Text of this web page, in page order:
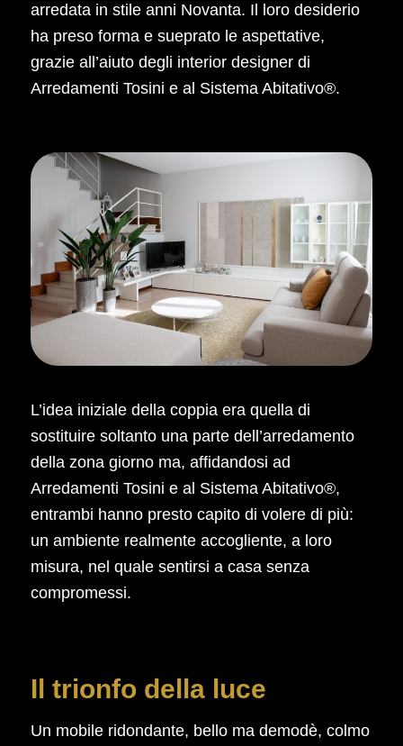
arredata in stile anni Novanta. Il loro desiderio
ha preso forma e sueprato le aspettative,
grazie all’aiuto degli interior designer di
Arredamenti Tosini e al Sistema Abitativo®.
L’idea iniziale della coppia era quella di
sostituire soltanto una parte dell’arredamento
della zona giorno ma, affidandosi ad
Arredamenti Tosini e al Sistema Abitativo®,
entrambi hanno presto capito di volere di più:
un ambiente realmente accogliente, a loro
misura, nel quale sentirsi a casa senza
compromessi.
Il trionfo della luce
Un mobile ridondante, bello ma demodè, colmo